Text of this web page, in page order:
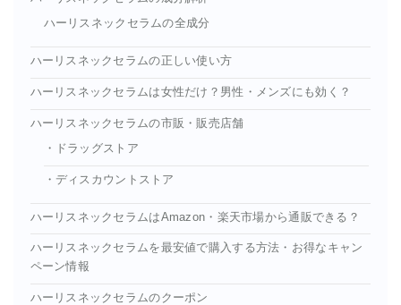
ハーリスネックセラムの全成分
ハーリスネックセラムの正しい使い方
ハーリスネックセラムは女性だけ？男性・メンズにも効く？
ハーリスネックセラムの市販・販売店舗
・ドラッグストア
・ディスカウントストア
ハーリスネックセラムはAmazon・楽天市場から通販できる？
ハーリスネックセラムを最安値で購入する方法・お得なキャン
ペーン情報
ハーリスネックセラムのクーポン